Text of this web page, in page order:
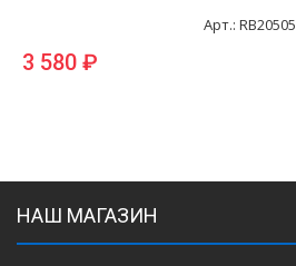
Арт.: RB20505
3 580 ₽
НАШ МАГАЗИН